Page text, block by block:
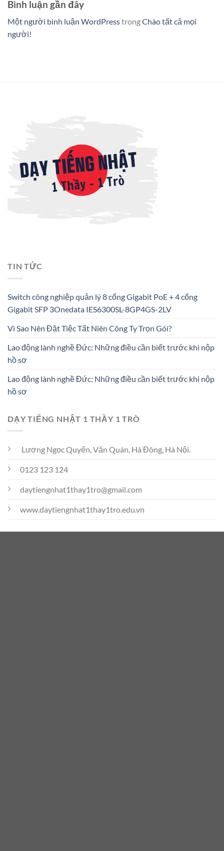
Bình luận gần đây
Một người bình luận WordPresstrongChào tất cả mọi
người!
TIN TỨC
Switch công nghiệp quản lý 8 cổng Gigabit PoE + 4 cổng
Gigabit SFP 3Onedata IES6300SL-8GP4GS-2LV
Vì Sao Nên Đặt Tiệc Tất Niên Công Ty Trọn Gói?
Lao động lành nghề Đức: Những điều cần biết trước khi nộp
hồ sơ
Lao động lành nghề Đức: Những điều cần biết trước khi nộp
hồ sơ
DẠY TIẾNG NHẬT 1 THẦY 1 TRÒ
Lương Ngọc Quyến, Văn Quán, Hà Đông, Hà Nội.
0123 123 124
daytiengnhat1thay1tro@gmail.com
www.daytiengnhat1thay1tro.edu.vn